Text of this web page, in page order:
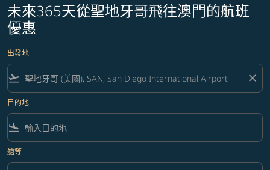
未來365天從聖地牙哥飛往澳門的航班
優惠
出發地
flight_takeoff close
目的地
flight_land
艙等